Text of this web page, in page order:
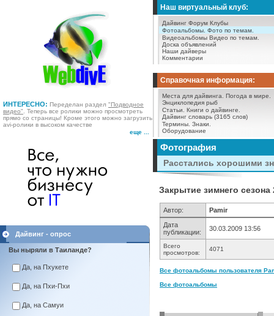
ИНТЕРЕСНО: Переделан раздел "Подводное
видео" . Теперь все ролики можно просмотреть
прямо со страницы! Кроме этого можно загрузить
avi-ролики в высоком качестве
еще ...
Наш виртуальный клуб:
Дайвинг Форум Клубы
Фотоальбомы. Фото по темам.
Видеоальбомы Видео по темам.
Доска объявлений
Наши дайверы
Комментарии
Справочная информация:
Места для дайвинга.
Погода в мире.
Энциклопедия рыб
Статьи.
Книги о дайвинге.
Дайвинг словарь (3165 слов)
Термины. Знаки.
Оборудование
Дайвинг - опрос
Вы ныряли в Таиланде?
Да, на Пхукете
Да, на Пхи-Пхи
Да, на Самуи
Фотография
Расстались хорошими
Закрытие зимнего
Автор:
Pamir
Дата
публикации:
30.03.2009 13:56
Всего
просмотров:
4071
Все фотоальбомы пользователя
Все фотоальбомы